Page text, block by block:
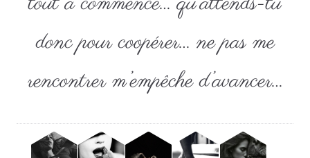
donc pour coopérer… ne pas me
rencontrer m’empêche d’avancer…